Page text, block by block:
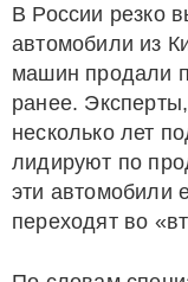
В России резко
автомобили из
машин продали
ранее.
несколько лет
лидируют по
эти автомобили
переходят во